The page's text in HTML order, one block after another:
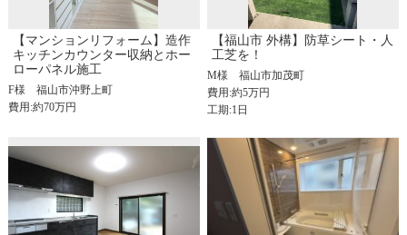
【マンションリフォーム】造作
キッチンカウンター収納とホー
ローパネル施工
F様福山市沖野上町
費用:約70万円
【福山市 外構】防草シート・人
工芝を！
M様福山市加茂町
費用:約5万円
工期:1日